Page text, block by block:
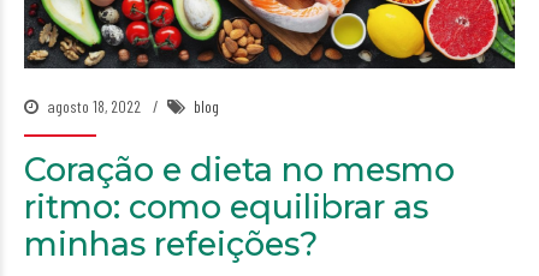
agosto 18, 2022 blog
Coração e dieta no mesmo
ritmo: como equilibrar as
minhas refeições?